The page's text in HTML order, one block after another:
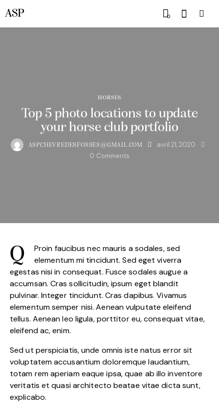
ASP 0
HORSES
Top 5 photo locations to update
your horse club portfolio
ASPCHEVREDESFOSSES@GMAIL.COM
avril 21, 2020
0 Comments
Q
Proin faucibus nec mauris a sodales, sed
elementum mi tincidunt. Sed eget viverra
egestas nisi in consequat. Fusce sodales augue a
accumsan. Cras sollicitudin, ipsum eget blandit
pulvinar. Integer tincidunt. Cras dapibus. Vivamus
elementum semper nisi. Aenean vulputate eleifend
tellus. Aenean leo ligula, porttitor eu, consequat vitae,
eleifend ac, enim.
Sed ut perspiciatis, unde omnis iste natus error sit
voluptatem accusantium doloremque laudantium,
totam rem aperiam eaque ipsa, quae ab illo inventore
veritatis et quasi architecto beatae vitae dicta sunt,
explicabo.